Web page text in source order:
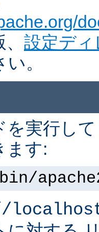
設定デ
。
を実行し
ます: